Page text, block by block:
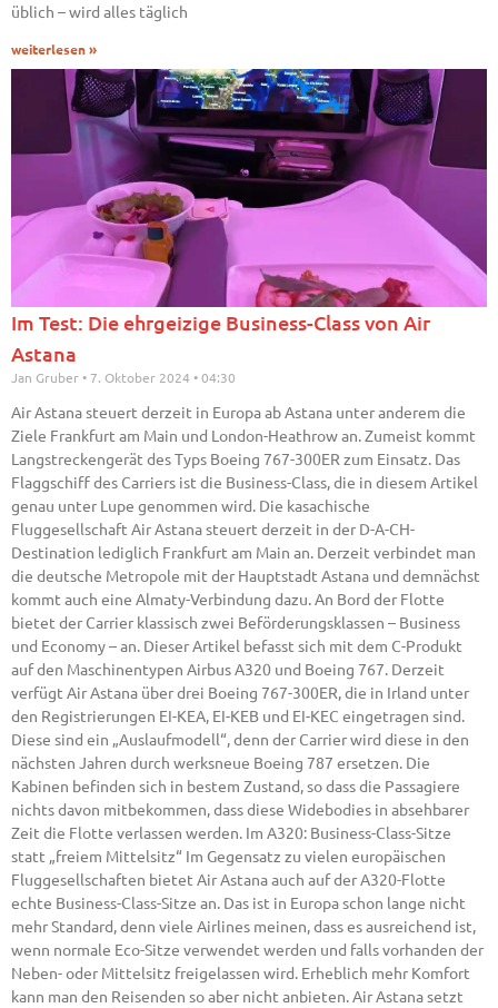
üblich – wird alles täglich
weiterlesen »
Im Test: Die ehrgeizige Business-Class von Air
Astana
Jan Gruber 7. Oktober 2024 04:30
Air Astana steuert derzeit in Europa ab Astana unter anderem die
Ziele Frankfurt am Main und London-Heathrow an. Zumeist kommt
Langstreckengerät des Typs Boeing 767-300ER zum Einsatz. Das
Flaggschiff des Carriers ist die Business-Class, die in diesem Artikel
genau unter Lupe genommen wird. Die kasachische
Fluggesellschaft Air Astana steuert derzeit in der D-A-CH-
Destination lediglich Frankfurt am Main an. Derzeit verbindet man
die deutsche Metropole mit der Hauptstadt Astana und demnächst
kommt auch eine Almaty-Verbindung dazu. An Bord der Flotte
bietet der Carrier klassisch zwei Beförderungsklassen – Business
und Economy – an. Dieser Artikel befasst sich mit dem C-Produkt
auf den Maschinentypen Airbus A320 und Boeing 767. Derzeit
verfügt Air Astana über drei Boeing 767-300ER, die in Irland unter
den Registrierungen EI-KEA, EI-KEB und EI-KEC eingetragen sind.
Diese sind ein „Auslaufmodell“, denn der Carrier wird diese in den
nächsten Jahren durch werksneue Boeing 787 ersetzen. Die
Kabinen befinden sich in bestem Zustand, so dass die Passagiere
nichts davon mitbekommen, dass diese Widebodies in absehbarer
Zeit die Flotte verlassen werden. Im A320: Business-Class-Sitze
statt „freiem Mittelsitz“ Im Gegensatz zu vielen europäischen
Fluggesellschaften bietet Air Astana auch auf der A320-Flotte
echte Business-Class-Sitze an. Das ist in Europa schon lange nicht
mehr Standard, denn viele Airlines meinen, dass es ausreichend ist,
wenn normale Eco-Sitze verwendet werden und falls vorhanden der
Neben- oder Mittelsitz freigelassen wird. Erheblich mehr Komfort
kann man den Reisenden so aber nicht anbieten. Air Astana setzt